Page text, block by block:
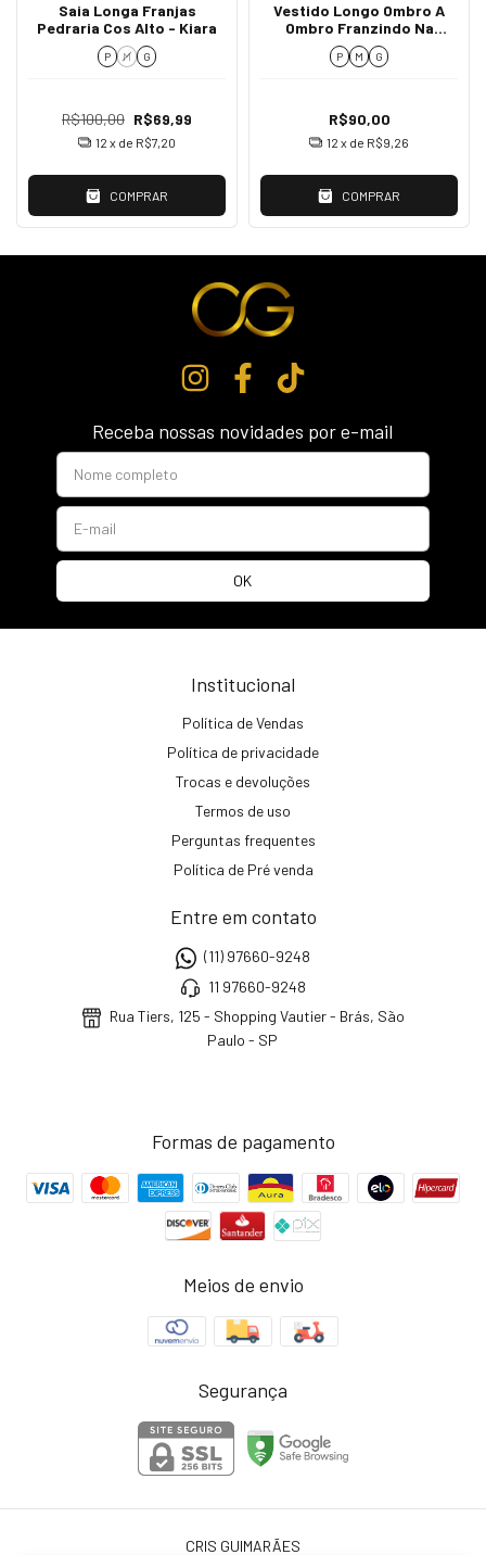
Saia Longa Franjas
Pedraria Cos Alto - Kiara
P M G
R$100,00 R$69,99
12 x de R$7,20
COMPRAR
Vestido Longo Ombro A
Ombro Franzindo Na
Frente - Lila
P M G
R$90,00
12 x de R$9,26
COMPRAR
Receba nossas novidades por e-mail
Institucional
Política de Vendas
Política de privacidade
Trocas e devoluções
Termos de uso
Perguntas frequentes
Política de Pré venda
Entre em contato
(11) 97660-9248
11 97660-9248
Rua Tiers, 125 - Shopping Vautier - Brás, São
Paulo - SP
Formas de pagamento
Meios de envio
Segurança
CRIS GUIMARÃES